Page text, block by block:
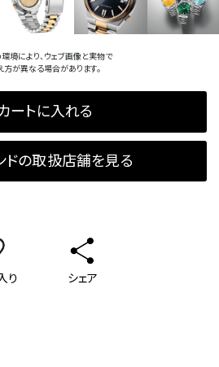
境により、ウェブ画像と実物で
方が異なる場合があります。
ートに入れる
ドの取扱店舗を見る
り シェア